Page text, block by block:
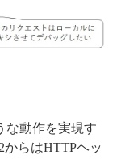
な動作を実現す
らはHTTPヘッ